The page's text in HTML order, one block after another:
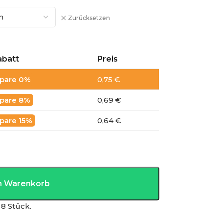
Zurücksetzen
Preis
0% 0,75 €
8% 0,69 €
15% 0,64 €
Warenkorb
Stück.